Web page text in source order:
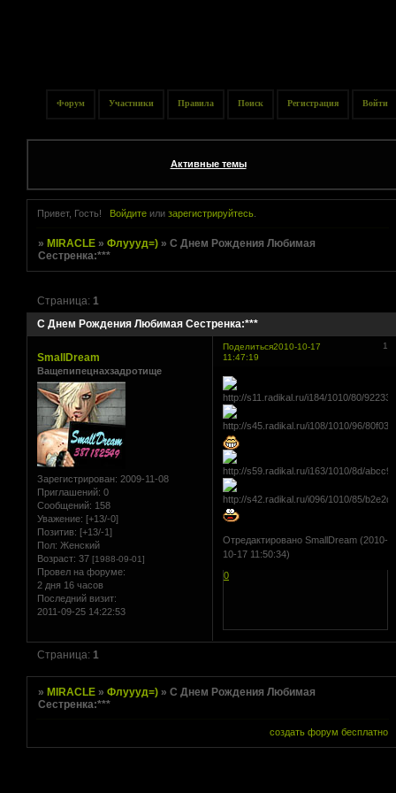
Форум Участники Правила Поиск Регистрация Войти
Активные темы
Привет, Гость! Войдитеили зарегистрируйтесь.
»MIRACLE »Флуууд=) »С Днем Рождения Любимая
Сестренка:***
С Днем Рождения Любимая Сестренка:***
Страница: 1
Поделиться 1
2010-10-17
11:47:19
SmallDream
Ващепипецнахзадротище
Зарегистрирован: 2009-11-08
Приглашений: 0
Сообщений: 158
Уважение: [+13/-0]
Позитив: [+13/-1]
Пол: Женский
Возраст: 37 [1988-09-01]
Провел на форуме:
2 дня 16 часов
Последний визит:
2011-09-25 14:22:53
Отредактировано SmallDream (2010-
10-17 11:50:34)
0
Страница:1
» MIRACLE »Флуууд=) »С Днем Рождения Любимая
Сестренка:***
создать форум бесплатно